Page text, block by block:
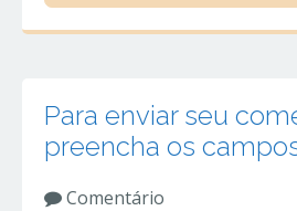
Para enviar seu
preencha os
Comentário